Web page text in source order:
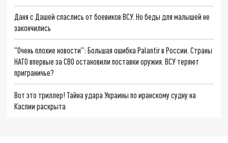
Даня с Дашей спаслись от боевиков ВСУ. Но беды для малышей не
закончились
"Очень плохие новости": Большая ошибка Palantir в России. Страны
НАТО впервые за СВО остановили поставки оружия. ВСУ теряют
приграничье?
Вот это триллер! Тайна удара Украины по иранскому судну на
Каспии раскрыта